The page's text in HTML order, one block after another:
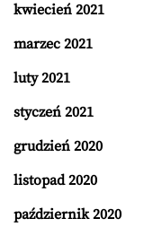
kwiecień 2021
marzec 2021
luty 2021
styczeń 2021
grudzień 2020
listopad 2020
październik 2020